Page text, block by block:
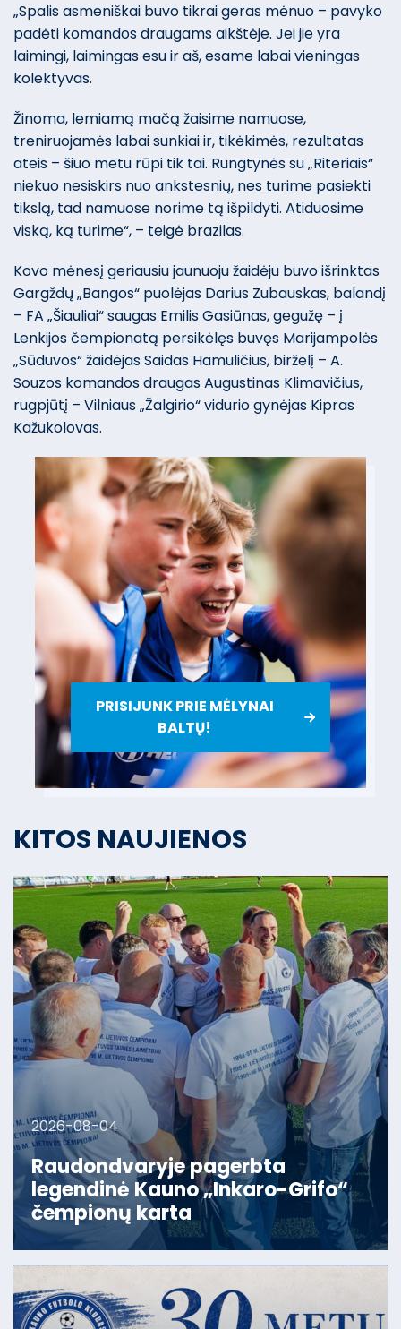
„Spalis asmeniškai buvo tikrai geras mėnuo – pavyko
padėti komandos draugams aikštėje. Jei jie yra
laimingi, laimingas esu ir aš, esame labai vieningas
kolektyvas.
Žinoma, lemiamą mačą žaisime namuose,
treniruojamės labai sunkiai ir, tikėkimės, rezultatas
ateis – šiuo metu rūpi tik tai. Rungtynės su „Riteriais“
niekuo nesiskirs nuo ankstesnių, nes turime pasiekti
tikslą, tad namuose norime tą išpildyti. Atiduosime
viską, ką turime“, – teigė brazilas.
Kovo mėnesį geriausiu jaunuoju žaidėju buvo išrinktas
Gargždų „Bangos“ puolėjas Darius Zubauskas, balandį
– FA „Šiauliai“ saugas Emilis Gasiūnas, gegužę – į
Lenkijos čempionatą persikėlęs buvęs Marijampolės
„Sūduvos“ žaidėjas Saidas Hamuličius, birželį – A.
Souzos komandos draugas Augustinas Klimavičius,
rugpjūtį – Vilniaus „Žalgirio“ vidurio gynėjas Kipras
Kažukolovas.
PRISIJUNK PRIE MĖLYNAI
BALTŲ!
KITOS NAUJIENOS
2026-08-04
Raudondvaryje pagerbta
legendinė Kauno „Inkaro-Grifo“
čempionų karta